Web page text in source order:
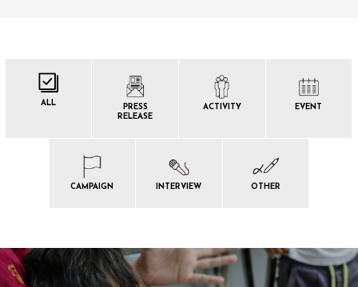
ALL
PRESS
RELEASE
ACTIVITY EVENT
CAMPAIGN INTERVIEW OTHER